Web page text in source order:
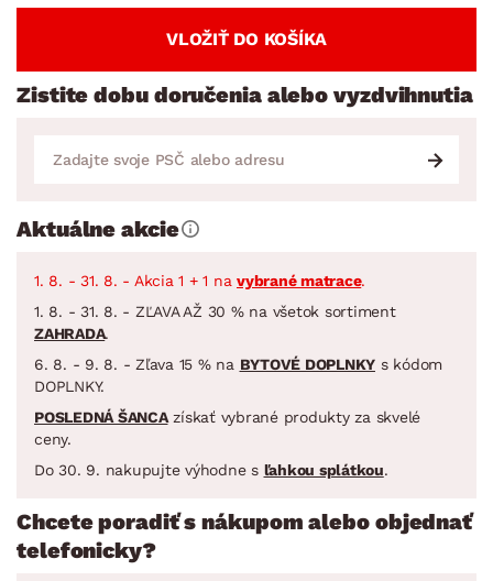
VLOŽIŤ DO KOŠÍKA
Zistite dobu doručenia alebo vyzdvihnutia
Aktuálne akcie
1. 8. - 31. 8. - Akcia 1 + 1 na vybrané matrace.
1. 8. - 31. 8. - ZĽAVA AŽ 30 % na všetok sortiment
ZAHRADA.
6. 8. - 9. 8. - Zľava 15 % na BYTOVÉ DOPLNKY s kódom
DOPLNKY.
POSLEDNÁ ŠANCAzískať vybrané produkty za skvelé
ceny.
Do 30. 9. nakupujte výhodne s ľahkou splátkou.
Chcete poradiť s nákupom alebo objednať
telefonicky?